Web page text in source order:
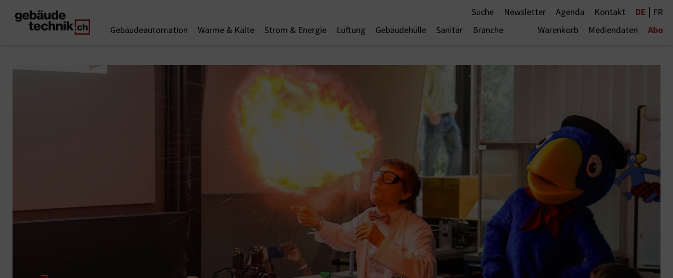
Suche Newsletter Agenda Kontakt DE | FR
Gebäudeautomation
Wärme & Kälte Strom & Energie Lüftung Gebäudehülle Sanitär Branche Warenkorb Mediendaten Abo